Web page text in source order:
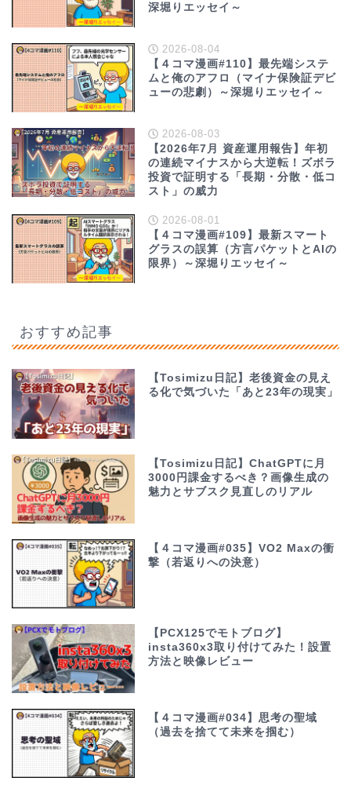
深堀りエッセイ～
2026-08-04
【４コマ漫画#110】最先端システ
ムと俺のアフロ（マイナ保険証デビ
ューの悲劇）～深堀りエッセイ～
2026-08-03
【2026年7月 資産運用報告】年初
の連続マイナスから大逆転！ズボラ
投資で証明する「長期・分散・低コ
スト」の威力
2026-08-01
【４コマ漫画#109】最新スマート
グラスの誤算（方言パケットとAIの
限界）～深堀りエッセイ～
おすすめ記事
【Tosimizu日記】老後資金の見え
る化で気づいた「あと23年の現実」
【Tosimizu日記】ChatGPTに月
3000円課金するべき？画像生成の
魅力とサブスク見直しのリアル
【４コマ漫画#035】VO2 Maxの衝
撃（若返りへの決意）
【PCX125でモトブログ】
insta360x3取り付けてみた！設置
方法と映像レビュー
【４コマ漫画#034】思考の聖域
（過去を捨てて未来を掴む）